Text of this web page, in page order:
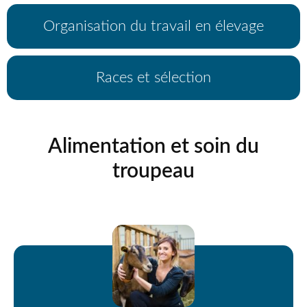
Organisation du travail en élevage
Races et sélection
Alimentation et soin du
troupeau